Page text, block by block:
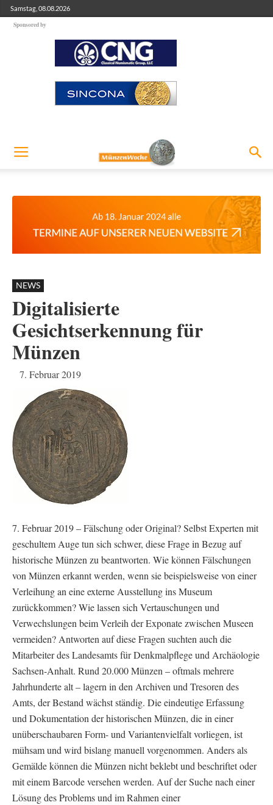
Samstag, 08.08.2026
Sponsored by
NEWS
Digitalisierte
Gesichtserkennung für
Münzen
7. Februar 2019
7. Februar 2019 – Fälschung oder Original? Selbst Experten mit
geschultem Auge tun sich schwer, diese Frage in Bezug auf
historische Münzen zu beantworten. Wie können Fälschungen
von Münzen erkannt werden, wenn sie beispielsweise von einer
Verleihung an eine externe Ausstellung ins Museum
zurückkommen? Wie lassen sich Vertauschungen und
Verwechslungen beim Verleih der Exponate zwischen Museen
vermeiden? Antworten auf diese Fragen suchten auch die
Mitarbeiter des Landesamts für Denkmalpflege und Archäologie
Sachsen-Anhalt. Rund 20.000 Münzen – oftmals mehrere
Jahrhunderte alt – lagern in den Archiven und Tresoren des
Amts, der Bestand wächst ständig. Die eindeutige Erfassung
und Dokumentation der historischen Münzen, die in einer
unüberschaubaren Form- und Variantenvielfalt vorliegen, ist
mühsam und wird bislang manuell vorgenommen. Anders als
Gemälde können die Münzen nicht beklebt und beschriftet oder
mit einem Barcode versehen werden. Auf der Suche nach einer
Lösung des Problems und im Rahmen einer